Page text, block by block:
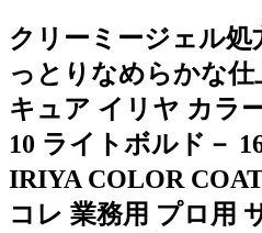
クリーミージェル処
っとりなめらかな
キュア イリヤ カラ
10 ライトボルド－
IRIYA COLOR
コレ 業務用 プロ用